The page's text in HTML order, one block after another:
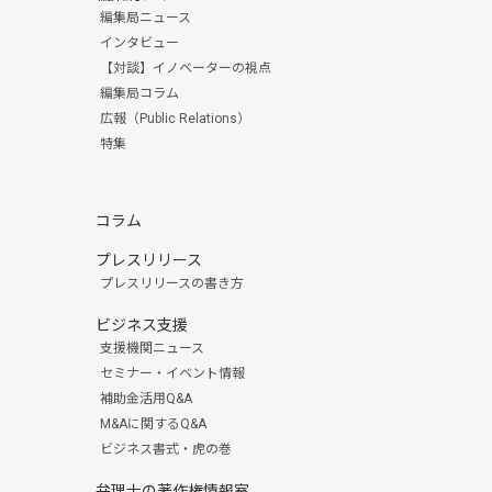
編集局ニュース
インタビュー
【対談】イノベーターの視点
編集局コラム
広報（Public Relations）
特集
コラム
プレスリリース
プレスリリースの書き方
ビジネス支援
支援機関ニュース
セミナー・イベント情報
補助金活用Q&A
M&Aに関するQ&A
ビジネス書式・虎の巻